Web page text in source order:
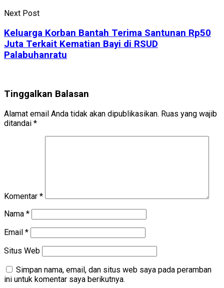
Next Post
Keluarga Korban Bantah Terima Santunan Rp50
Juta Terkait Kematian Bayi di RSUD
Palabuhanratu
Tinggalkan Balasan
Alamat email Anda tidak akan dipublikasikan. Ruas yang wajib
ditandai *
Komentar *
Nama *
Email *
Situs Web
Simpan nama, email, dan situs web saya pada peramban
ini untuk komentar saya berikutnya.